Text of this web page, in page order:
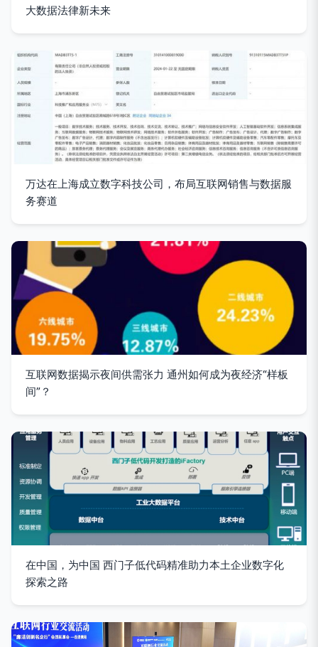
大数据法律新未来
万达在上海成立数字科技公司，布局互联网销售与数据服
务赛道
互联网数据揭示夜间供需张力 通州如何成为夜经济“样板
间”？
在中国，为中国 西门子低代码精准助力本土企业数字化
探索之路